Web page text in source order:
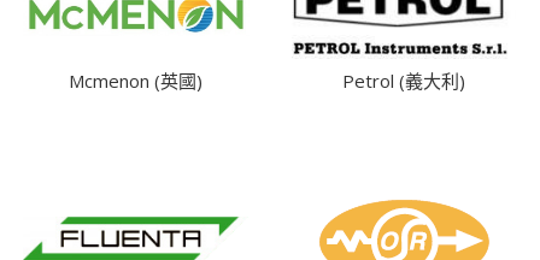
Mcmenon (英國) Petrol (義大利)